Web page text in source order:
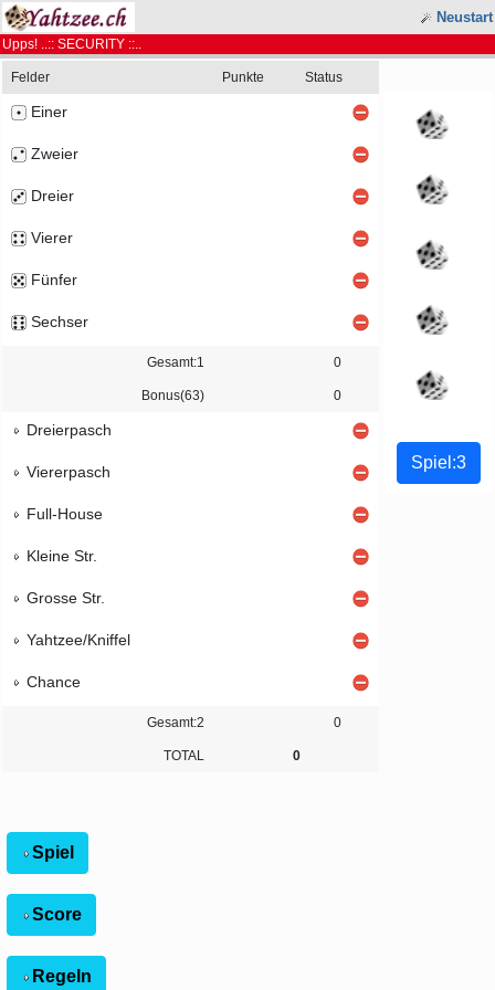
Neustart
Upps! ..:: SECURITY ::..
Felder Punkte Status
Einer
Zweier
Dreier
Vierer
Fünfer
Sechser
Gesamt:1 0
Bonus(63) 0
Dreierpasch
Viererpasch
Full-House
Kleine Str.
Grosse Str.
Yahtzee/Kniffel
Chance
Gesamt:2 0
TOTAL 0
Spiel
Score
Regeln